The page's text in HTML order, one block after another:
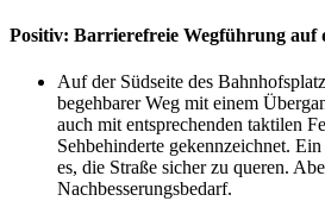
Positiv: Barrierefreie Wegführung auf
Auf der Südseite des
begehbarer Weg mit einem
auch mit entsprechenden taktilen
Sehbehinderte gekennzeichnet.
es, die Straße sicher zu queren.
Nachbesserungsbedarf.